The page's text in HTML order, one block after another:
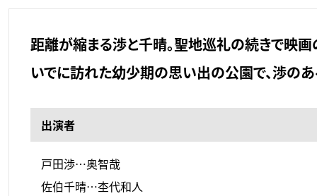
距離が縮まる渉と千晴。聖地巡礼の続きで映
いでに訪れた幼少期の思い出の公園で、渉の
出演者
戸田渉…奥智哉
佐伯千晴…杢代和人